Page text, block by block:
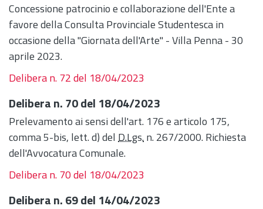
Concessione patrocinio e collaborazione dell'Ente a
favore della Consulta Provinciale Studentesca in
occasione della "Giornata dell'Arte" - Villa Penna - 30
aprile 2023.
Delibera n. 72 del 18/04/2023
Delibera n. 70 del 18/04/2023
Prelevamento ai sensi dell'art. 176 e articolo 175,
comma 5-bis, lett. d) del D.Lgs.n. 267/2000. Richiesta
dell'Avvocatura Comunale.
Delibera n. 70 del 18/04/2023
Delibera n. 69 del 14/04/2023